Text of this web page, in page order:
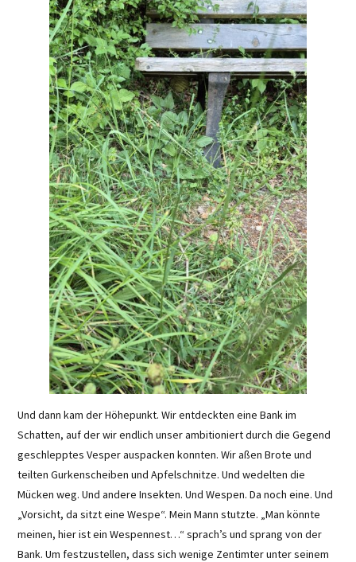
Und dann kam der Höhepunkt. Wir entdeckten eine Bank im
Schatten, auf der wir endlich unser ambitioniert durch die Gegend
geschlepptes Vesper auspacken konnten. Wir aßen Brote und
teilten Gurkenscheiben und Apfelschnitze. Und wedelten die
Mücken weg. Und andere Insekten. Und Wespen. Da noch eine. Und
„Vorsicht, da sitzt eine Wespe“. Mein Mann stutzte. „Man könnte
meinen, hier ist ein Wespennest…“ sprach’s und sprang von der
Bank. Um festzustellen, dass sich wenige Zentimter unter seinem